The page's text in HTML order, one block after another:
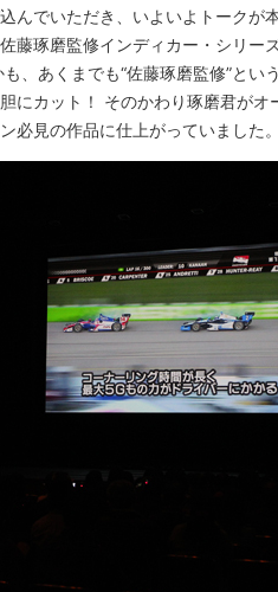
んでいただき、いよいよトークが
藤琢磨監修インディカー・シリー
、あくまでも“佐藤琢磨監修”とい
にカット！ そのかわり琢磨君がオ
必見の作品に仕上がっていました。